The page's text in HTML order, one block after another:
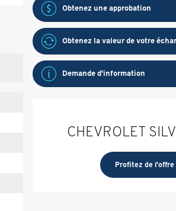
Obtenez une approbation
Obtenez la valeur de votre
Demande d'information
CHEVROLET
Profitez de l'offre